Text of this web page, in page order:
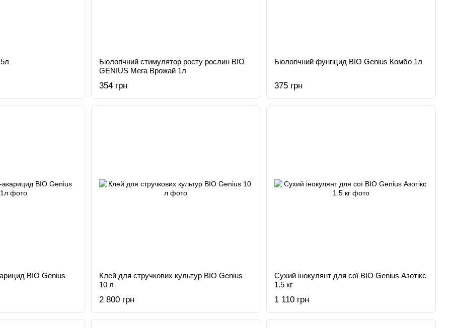
Біологічний стимулятор росту рослин BIO
GENIUS Мега Врожай 1л
354 грн
Біологічний фунгіцид BIO Genius Комбо 1л
375 грн
BIO Genius
Клей для стручкових культур BIO Genius
10 л
2 800 грн
Сухий інокулянт для сої BIO Genius Азотікс
1.5 кг
1 110 грн